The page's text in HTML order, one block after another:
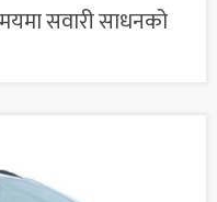
सवारी साधनको